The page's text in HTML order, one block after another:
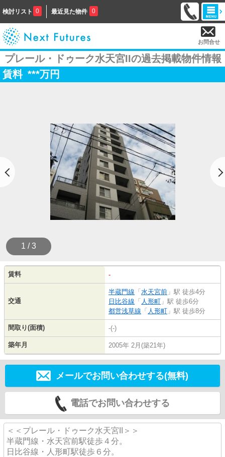
検討リスト 0 最近見た物件 0
お問合せ
プレール・ドゥーク水天宮IIの過去掲載物件情報
賃料 ***万円
1 / 3
賃料 -
交通
半蔵門線 「 水天宮前 」駅 徒歩4分
日比谷線 「 人形町 」駅 徒歩6分
都営浅草線 「 人形町 」駅 徒歩8分
間取り(面積) -(-)
築年月 2005年 2月(築21年)
メールでお問い合わせする(無料)
電話でお問い合わせする
＜＜プレール・ドゥーク水天宮II＞＞
半蔵門線・水天宮前駅徒歩４分。
日比谷線・人形町駅徒歩６分。